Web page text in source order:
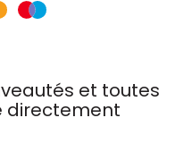
et toutes
directement